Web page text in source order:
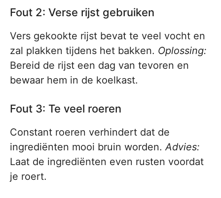
Fout 2: Verse rijst gebruiken
Vers gekookte rijst bevat te veel vocht en
zal plakken tijdens het bakken. Oplossing:
Bereid de rijst een dag van tevoren en
bewaar hem in de koelkast.
Fout 3: Te veel roeren
Constant roeren verhindert dat de
ingrediënten mooi bruin worden.Advies:
Laat de ingrediënten even rusten voordat
je roert.